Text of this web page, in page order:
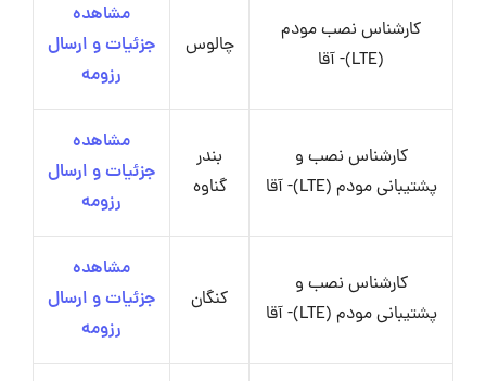
کارشناس نصب مودم
(LTE)- آقا
چالوس
مشاهده
جزئیات و ارسال
رزومه
کارشناس نصب و
پشتیبانی مودم (LTE)- آقا
بندر
گناوه
مشاهده
جزئیات و ارسال
رزومه
کارشناس نصب و
پشتیبانی مودم (LTE)- آقا
کنگان
مشاهده
جزئیات و ارسال
رزومه